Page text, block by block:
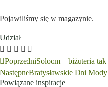
Pojawiliśmy się w magazynie.
Udział
PoprzedniSoloom – biżuteria
NastępneBratysławskie Dni
Powiązane inspiracje